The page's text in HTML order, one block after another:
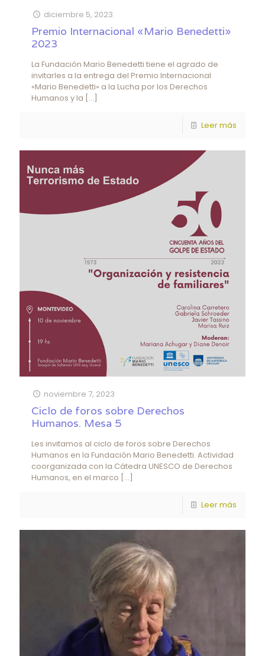
diciembre 5, 2023
Premio Internacional «Mario Benedetti»
2023
La Fundación Mario Benedetti tiene el agrado de
invitarles a la entrega del Premio Internacional
«Mario Benedetti» a la Lucha por los Derechos
Humanos y la […]
Leer más
noviembre 7, 2023
Ciclo de foros sobre Derechos
Humanos. Mesa 5
Les invitamos al ciclo de foros sobre Derechos
Humanos en la Fundación Mario Benedetti. Actividad
coorganizada con la Cátedra UNESCO de Derechos
Humanos, en el marco […]
Leer más